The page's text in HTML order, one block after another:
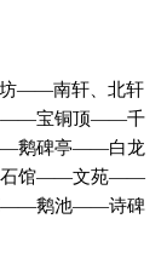
坊——南轩、北轩
——宝铜顶——千
鹅碑亭——白龙
馆——文苑——
——鹅池——诗碑